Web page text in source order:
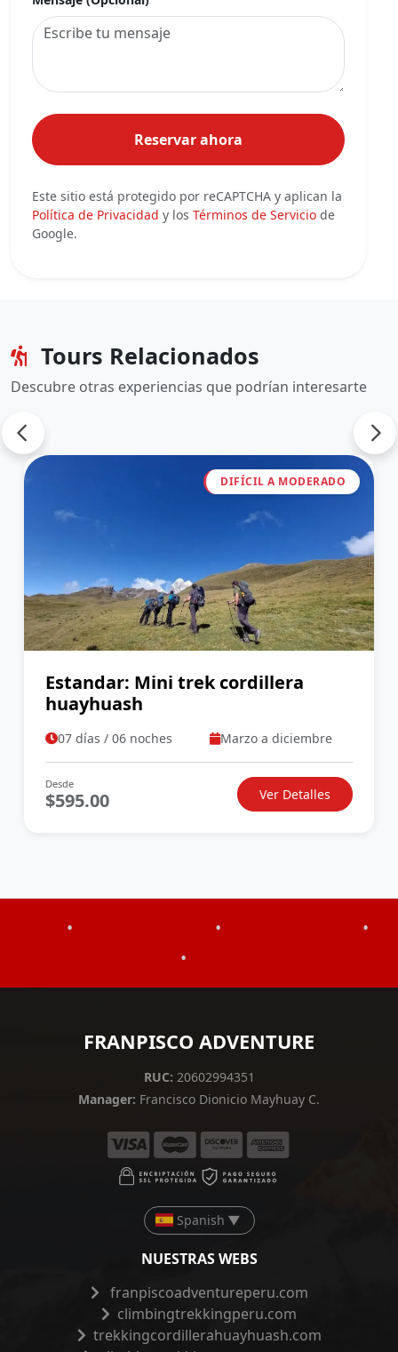
Reservar ahora
Este sitio está protegido por reCAPTCHA y aplican la
Política de Privacidad y los Términos de Servicio de
Google.
Tours Relacionados
Descubre otras experiencias que podrían interesarte
DIFÍCIL A MODERADO
Estandar: Mini trek cordillera
huayhuash
07 días / 06 noches Marzo a diciembre
Desde
$595.00 Ver Detalles
• •
•
•
FRANPISCO ADVENTURE
RUC: 20602994351
Manager: Francisco Dionicio Mayhuay C.
Spanish ▼
NUESTRAS WEBS
franpiscoadventureperu.com
climbingtrekkingperu.com
trekkingcordillerahuayhuash.com